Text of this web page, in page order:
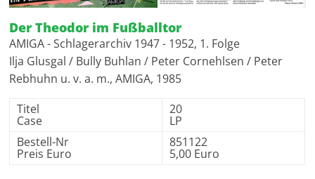
Der Theodor im Fußballtor
AMIGA - Schlagerarchiv 1947 - 1952, 1. Folge
Ilja Glusgal / Bully Buhlan / Peter Cornehlsen / Peter
Rebhuhn u. v. a. m., AMIGA, 1985
Titel
Case
20
LP
Bestell-Nr
Preis Euro
851122
5,00 Euro